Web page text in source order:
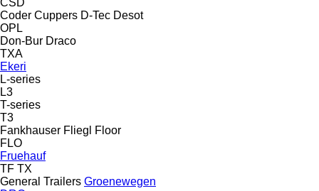
Coder Cuppers D-Tec Desot
OPL
Don-Bur Draco
TXA
Ekeri
L-series
L3
T-series
T3
Fankhauser Fliegl
Floor
FLO
Fruehauf
TF TX
General Trailers Groenewegen